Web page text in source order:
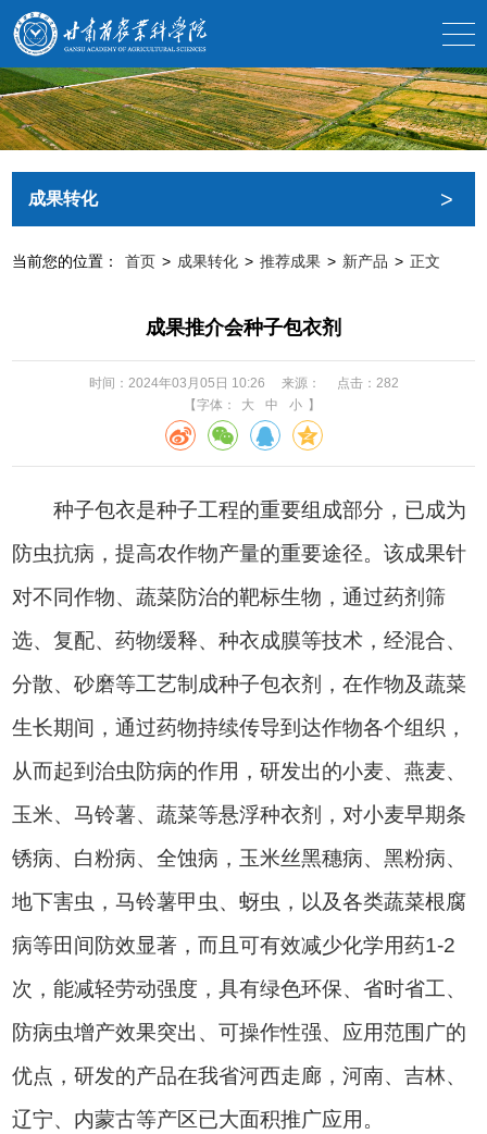
成果转化 >
当前您的位置： 首页 > 成果转化 > 推荐成果 > 新产品 > 正文
成果推介会种子包衣剂
时间：2024年03月05日 10:26 来源： 点击： 282
【字体：
大 中 小 】
种子包衣是种子工程的重要组成部分，已成为
防虫抗病，提高农作物产量的重要途径。该成果针
对不同作物、蔬菜防治的靶标生物，通过药剂筛
选、复配、药物缓释、种衣成膜等技术，经混合、
分散、砂磨等工艺制成种子包衣剂，在作物及蔬菜
生长期间，通过药物持续传导到达作物各个组织，
从而起到治虫防病的作用，研发出的小麦、燕麦、
玉米、马铃薯、蔬菜等悬浮种衣剂，对小麦早期条
锈病、白粉病、全蚀病，玉米丝黑穗病、黑粉病、
地下害虫，马铃薯甲虫、蚜虫，以及各类蔬菜根腐
病等田间防效显著，而且可有效减少化学用药1-2
次，能减轻劳动强度，具有绿色环保、省时省工、
防病虫增产效果突出、可操作性强、应用范围广的
优点，研发的产品在我省河西走廊，河南、吉林、
辽宁、内蒙古等产区已大面积推广应用。